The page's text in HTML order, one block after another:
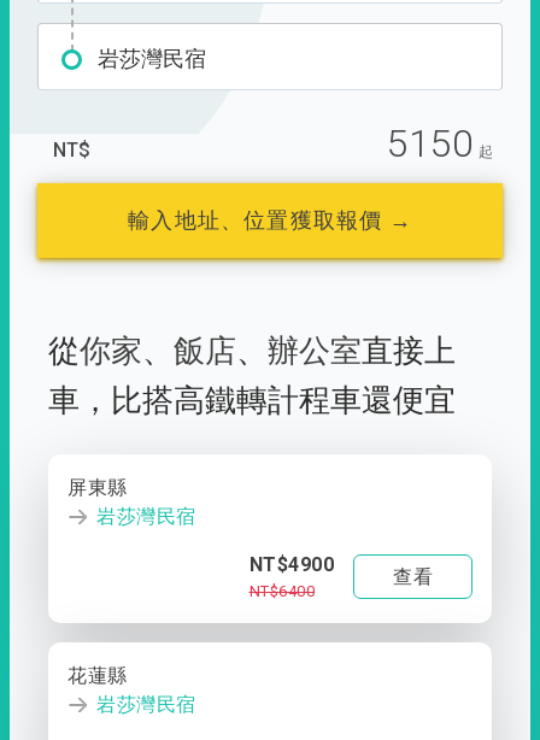
岩莎灣民宿
NT$ 5150 起
輸入地址、位置獲取報價 →
從你家、 飯店、 辦公室直接上
車， 比搭高鐵轉計程車還便宜
屏東縣
岩莎灣民宿
NT$4900
NT$6400
查看
花蓮縣
岩莎灣民宿